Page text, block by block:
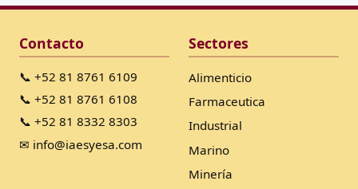
Contacto
📞 +52 81 8761 6109
📞 +52 81 8761 6108
📞 +52 81 8332 8303
✉ info@iaesyesa.com
Sectores
Alimenticio
Farmaceutica
Industrial
Marino
Minería